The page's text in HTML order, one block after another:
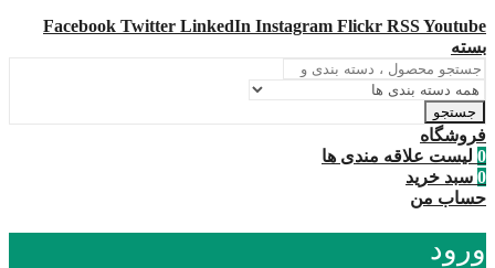
Facebook Twitter LinkedIn Instagram Flickr RSSYoutube
بسته
جستجو
فروشگاه
0 لیست علاقه مندی ها
0 سبد خرید
حساب من
ورود